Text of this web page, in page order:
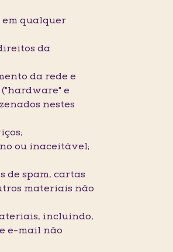
em qualquer
da
da rede e
e
nestes
ou inaceitável;
de spam, cartas
materiais não
incluindo,
e-mail não